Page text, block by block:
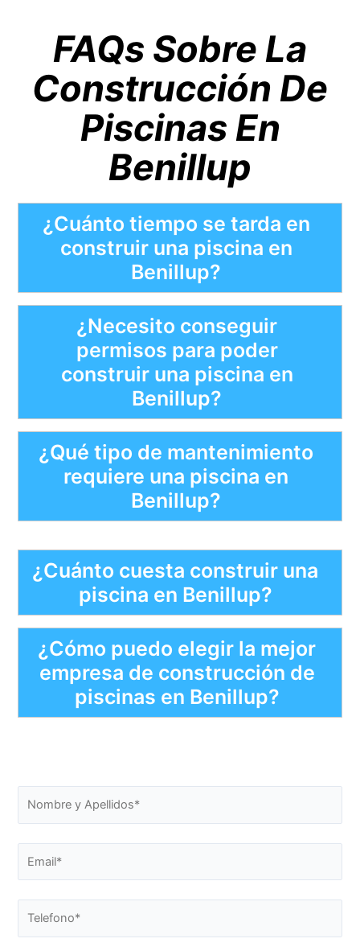
FAQs Sobre La
Construcción De
Piscinas En
Benillup
¿Cuánto tiempo se tarda en
construir una piscina en
Benillup?
¿Necesito conseguir
permisos para poder
construir una piscina en
Benillup?
¿Qué tipo de mantenimiento
requiere una piscina en
Benillup?
¿Cuánto cuesta construir una
piscina en Benillup?
¿Cómo puedo elegir la mejor
empresa de construcción de
piscinas en Benillup?